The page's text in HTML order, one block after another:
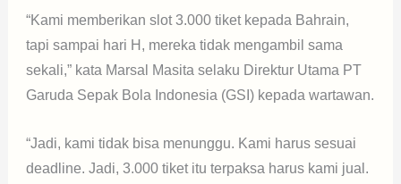
“Kami memberikan slot 3.000 tiket kepada Bahrain,
tapi sampai hari H, mereka tidak mengambil sama
sekali,” kata Marsal Masita selaku Direktur Utama PT
Garuda Sepak Bola Indonesia (GSI) kepada wartawan.
“Jadi, kami tidak bisa menunggu. Kami harus sesuai
deadline. Jadi, 3.000 tiket itu terpaksa harus kami jual.